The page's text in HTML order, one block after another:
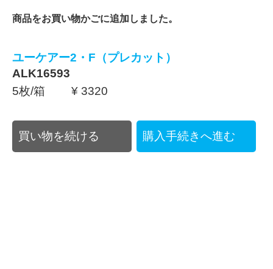
商品をお買い物かごに追加しました。
ユーケアー2・F（プレカット）
ALK16593
5枚/箱 ¥ 3320
買い物を続ける 購入手続きへ進む